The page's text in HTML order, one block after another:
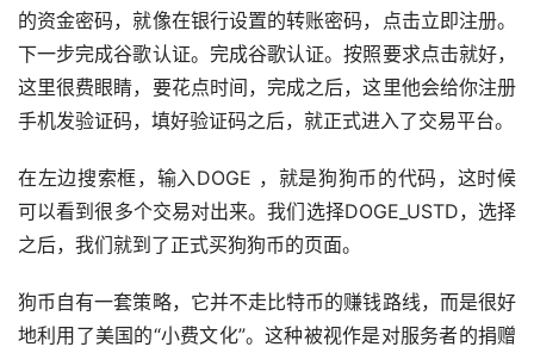
的资金密码，就像在银行设置的转账密码，点击立即注册。
下一步完成谷歌认证。完成谷歌认证。按照要求点击就好，
这里很费眼睛，要花点时间，完成之后，这里他会给你注册
手机发验证码，填好验证码之后，就正式进入了交易平台。
在左边搜索框，输入DOGE ，就是狗狗币的代码，这时候
可以看到很多个交易对出来。我们选择DOGE_USTD，选择
之后，我们就到了正式买狗狗币的页面。
狗币自有一套策略，它并不走比特币的赚钱路线，而是很好
地利用了美国的“小费文化”。这种被视作是对服务者的捐赠